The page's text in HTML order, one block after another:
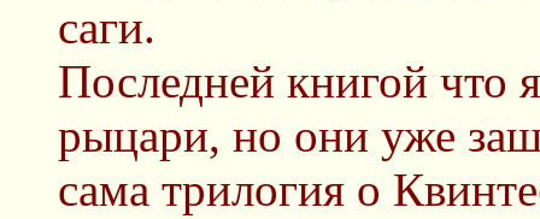
саги.
Последней книгой что
рыцари, но они уже
сама трилогия о